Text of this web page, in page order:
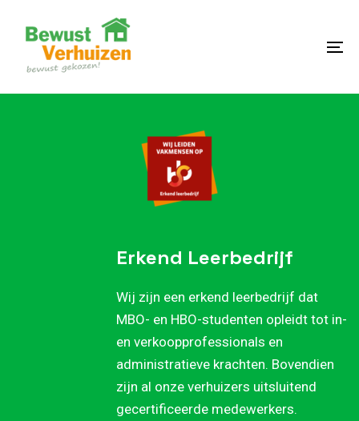
content
Erkend Leerbedrijf
Wij zijn een erkend leerbedrijf dat
MBO- en HBO-studenten opleidt tot in-
en verkoopprofessionals en
administratieve krachten. Bovendien
zijn al onze verhuizers uitsluitend
gecertificeerde medewerkers.